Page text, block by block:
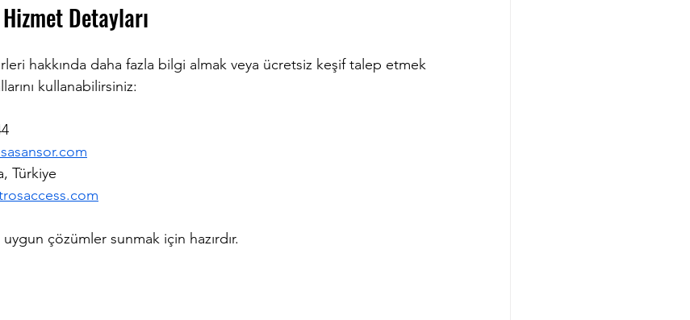
Detayları
hakkında daha fazla bilgi almak veya ücretsiz keşif talep etmek
kullanabilirsiniz:
Türkiye
çözümler sunmak için hazırdır.